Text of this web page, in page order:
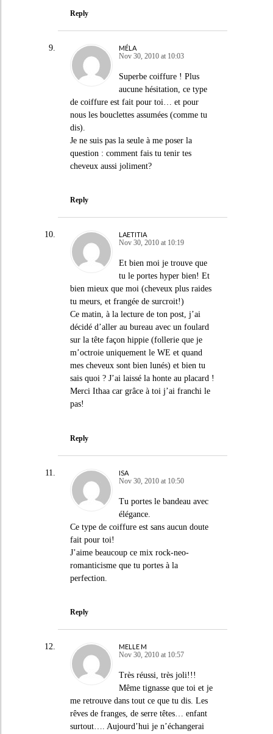
Reply
MÉLA
Nov 30, 2010 at 10:03
Superbe coiffure ! Plus
aucune hésitation, ce type
de coiffure est fait pour toi… et pour
nous les bouclettes assumées (comme tu
dis).
Je ne suis pas la seule à me poser la
question : comment fais tu tenir tes
cheveux aussi joliment?
Reply
LAETITIA
Nov 30, 2010 at 10:19
Et bien moi je trouve que
tu le portes hyper bien! Et
bien mieux que moi (cheveux plus raides
tu meurs, et frangée de surcroit!)
Ce matin, à la lecture de ton post, j’ai
décidé d’aller au bureau avec un foulard
sur la tête façon hippie (follerie que je
m’octroie uniquement le WE et quand
mes cheveux sont bien lunés) et bien tu
sais quoi ? J’ai laissé la honte au placard !
Merci Ithaa car grâce à toi j’ai franchi le
pas!
Reply
ISA
Nov 30, 2010 at 10:50
Tu portes le bandeau avec
élégance.
Ce type de coiffure est sans aucun doute
fait pour toi!
J’aime beaucoup ce mix rock-neo-
romanticisme que tu portes à la
perfection.
Reply
MELLE M
Nov 30, 2010 at 10:57
Très réussi, très joli!!!
Même tignasse que toi et je
me retrouve dans tout ce que tu dis. Les
rêves de franges, de serre têtes… enfant
surtout…. Aujourd’hui je n’échangerai